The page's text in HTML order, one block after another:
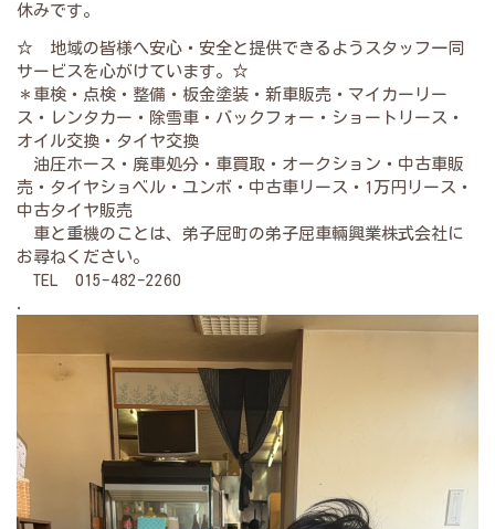
休みです。
☆ 地域の皆様へ安心・安全と提供できるようスタッフ一同
サービスを心がけています。☆
＊車検・点検・整備・板金塗装・新車販売・マイカーリー
ス・レンタカー・除雪車・バックフォー・ショートリース・
オイル交換・タイヤ交換
油圧ホース・廃車処分・車買取・オークション・中古車販
売・タイヤショベル・ユンボ・中古車リース・1万円リース・
中古タイヤ販売
車と重機のことは、弟子屈町の弟子屈車輛興業株式会社に
お尋ねください。
TEL 015-482-2260